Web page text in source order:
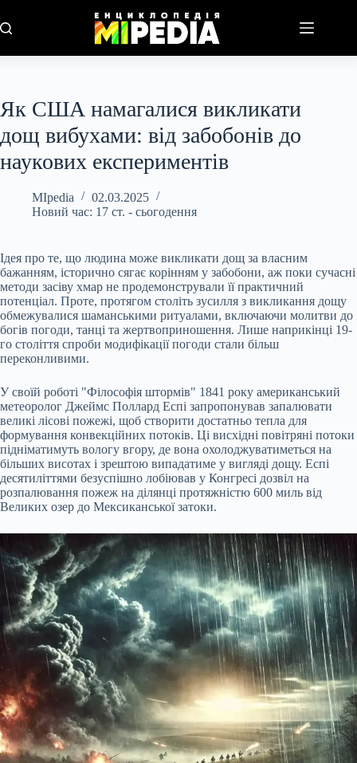
до
вмісту
Як США намагалися викликати
дощ вибухами: від забобонів до
наукових експериментів
MIpedia
02.03.2025
Новий час: 17 ст. - сьогодення
Ідея про те, що людина може викликати дощ за власним
бажанням, історично сягає корінням у забобони, аж поки сучасні
методи засіву хмар не продемонстрували її практичний
потенціал. Проте, протягом століть зусилля з викликання дощу
обмежувалися шаманськими ритуалами, включаючи молитви до
богів погоди, танці та жертвоприношення. Лише наприкінці 19-
го століття спроби модифікації погоди стали більш
переконливими.
У своїй роботі "Філософія штормів" 1841 року американський
метеоролог Джеймс Поллард Еспі запропонував запалювати
великі лісові пожежі, щоб створити достатньо тепла для
формування конвекційних потоків. Ці висхідні повітряні потоки
підніматимуть вологу вгору, де вона охолоджуватиметься на
більших висотах і зрештою випадатиме у вигляді дощу. Еспі
десятиліттями безуспішно лобіював у Конгресі дозвіл на
розпалювання пожеж на ділянці протяжністю 600 миль від
Великих озер до Мексиканської затоки.